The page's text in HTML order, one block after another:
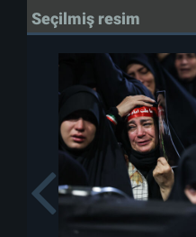
Seçilmiş resim